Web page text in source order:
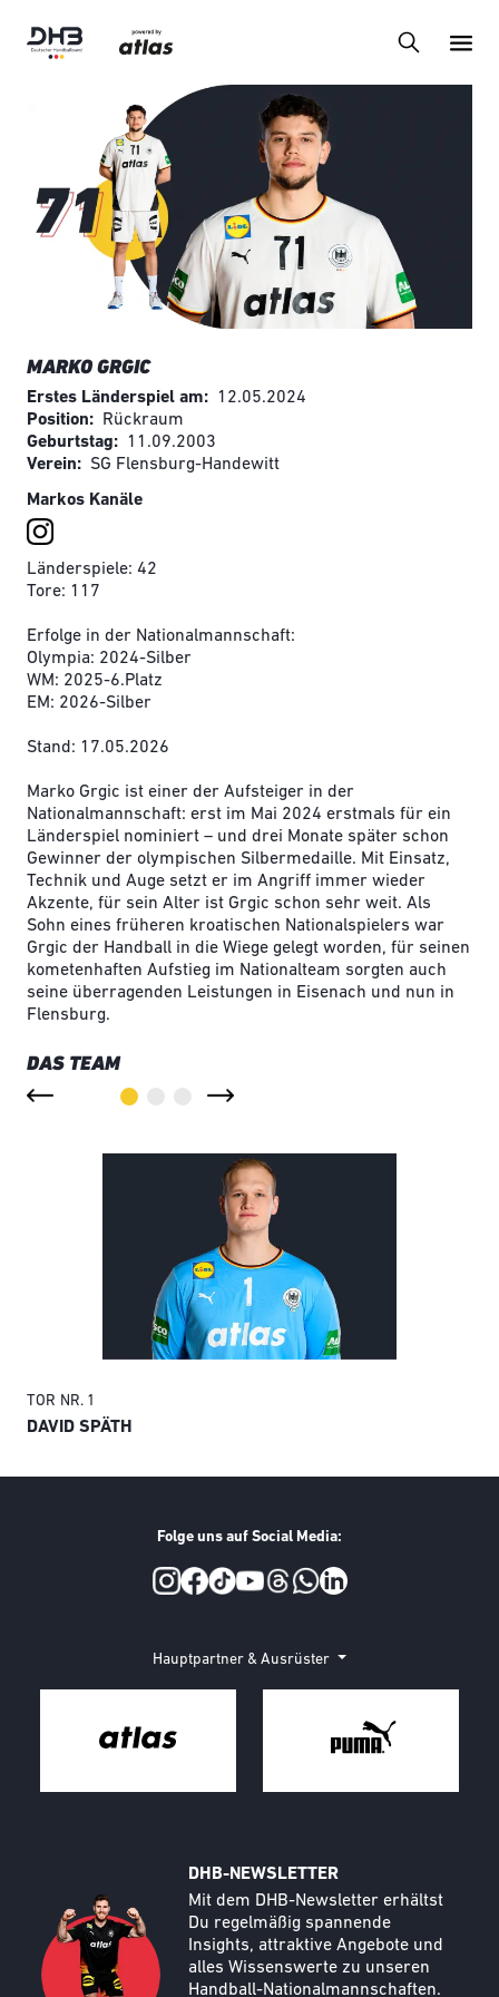
MARKO GRGIC
Erstes Länderspiel am
12.05.2024
Position
Rückraum
Geburtstag
11.09.2003
Verein
SG Flensburg-Handewitt
Markos Kanäle
Länderspiele: 42
Tore: 117
Erfolge in der Nationalmannschaft:
Olympia: 2024-Silber
WM: 2025-6.Platz
EM: 2026-Silber
Stand: 17.05.2026
Marko Grgic ist einer der Aufsteiger in der
Nationalmannschaft: erst im Mai 2024 erstmals für ein
Länderspiel nominiert – und drei Monate später schon
Gewinner der olympischen Silbermedaille. Mit Einsatz,
Technik und Auge setzt er im Angriff immer wieder
Akzente, für sein Alter ist Grgic schon sehr weit. Als
Sohn eines früheren kroatischen Nationalspielers war
Grgic der Handball in die Wiege gelegt worden, für seinen
kometenhaften Aufstieg im Nationalteam sorgten auch
seine überragenden Leistungen in Eisenach und nun in
Flensburg.
DAS TEAM
TOR NR. 1
DAVID SPÄTH
Folge uns auf Social Media:
Hauptpartner & Ausrüster
DHB-NEWSLETTER
Text
Mit dem DHB-Newsletter erhältst
Du regelmäßig spannende
Insights, attraktive Angebote und
alles Wissenswerte zu unseren
Handball-Nationalmannschaften.